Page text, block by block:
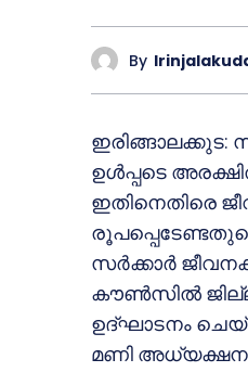
By
ഇരിങ്ങാലക്കുട:
ഉള്‍പ്പടെ
ഇതിനെതിരെ
സര്‍ക്കാര്‍
കൗണ്‍സില്‍
ഉദ്ഘാടനം
മണി